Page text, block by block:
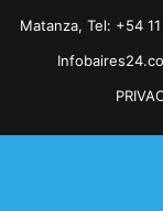
Matanza, Tel: +54